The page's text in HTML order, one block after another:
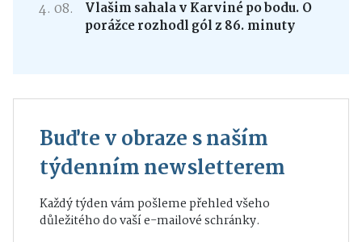
4. 08.
Vlašim sahala v Karviné po bodu. O
porážce rozhodl gól z 86. minuty
Buďte v obraze s naším
týdenním newsletterem
Každý týden vám pošleme přehled všeho
důležitého do vaší e-mailové schránky.